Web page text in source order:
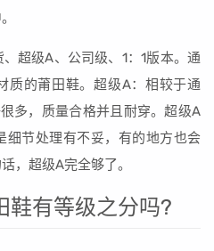
超级A、公司级、1：1版本。通
质的莆田鞋。超级A：相较于通
多，质量合格并且耐穿。超级A
细节处理有不妥，有的地方也会
，超级A完全够了。
鞋有等级之分吗?